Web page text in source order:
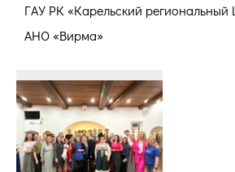
ГАУ РК «Карельский
АНО «Вирма»